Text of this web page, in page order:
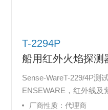
T-2294P
船用红外火焰探测
Sense-WareT-229/4P测
ENSEWARE，红外线及
明书 价格 代理商上海，
厂商性质：代理商